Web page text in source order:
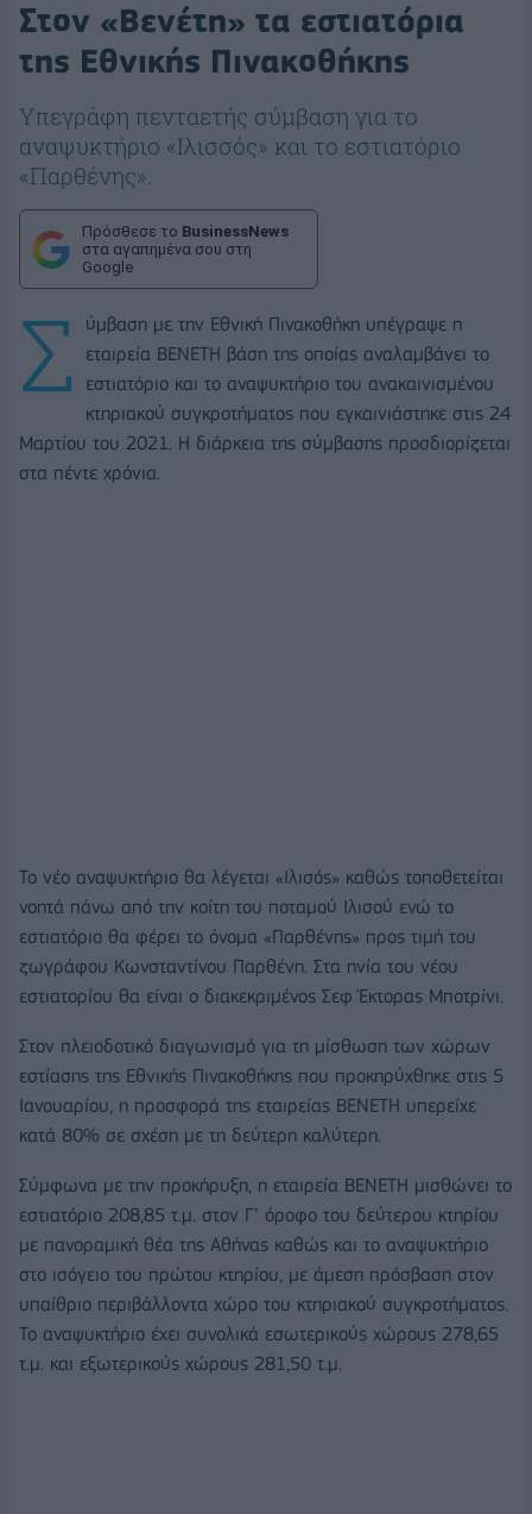
Στον «Βενέτη» τα εστιατόρια
της Εθνικής Πινακοθήκης
Υπεγράφη πενταετής σύμβαση για το
αναψυκτήριο «Ιλισσός» και το εστιατόριο
«Παρθένης».
Πρόσθεσε το BusinessNews
στα αγαπημένα σου στη
Google
Σ
ύμβαση με την Εθνική Πινακοθήκη υπέγραψε η
εταιρεία ΒΕΝΕΤΗ βάση της οποίας αναλαμβάνει το
εστιατόριο και το αναψυκτήριο του ανακαινισμένου
κτηριακού συγκροτήματος που εγκαινιάστηκε στις 24
Μαρτίου του 2021. Η διάρκεια της σύμβασης προσδιορίζεται
στα πέντε χρόνια.
Το νέο αναψυκτήριο θα λέγεται «Ιλισός» καθώς τοποθετείται
νοητά πάνω από την κοίτη του ποταμού Ιλισού ενώ το
εστιατόριο θα φέρει το όνομα «Παρθένης» προς τιμή του
ζωγράφου Κωνσταντίνου Παρθένη. Στα ηνία του νέου
εστιατορίου θα είναι ο διακεκριμένος Σεφ Έκτορας Μποτρίνι.
Στον πλειοδοτικό διαγωνισμό για τη μίσθωση των χώρων
εστίασης της Εθνικής Πινακοθήκης που προκηρύχθηκε στις 5
Ιανουαρίου, η προσφορά της εταιρείας ΒΕΝΕΤΗ υπερείχε
κατά 80% σε σχέση με τη δεύτερη καλύτερη.
Σύμφωνα με την προκήρυξη, η εταιρεία ΒΕΝΕΤΗ μισθώνει το
εστιατόριο 208,85 τ.μ. στον Γ’ όροφο του δεύτερου κτηρίου
με πανοραμική θέα της Αθήνας καθώς και το αναψυκτήριο
στο ισόγειο του πρώτου κτηρίου, με άμεση πρόσβαση στον
υπαίθριο περιβάλλοντα χώρο του κτηριακού συγκροτήματος.
Το αναψυκτήριο έχει συνολικά εσωτερικούς χώρους 278,65
τ.μ. και εξωτερικούς χώρους 281,50 τ.μ.